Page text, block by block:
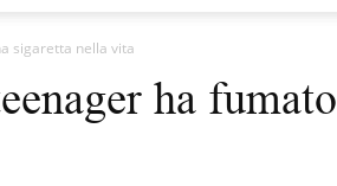
sigaretta nella vita
ha fumato